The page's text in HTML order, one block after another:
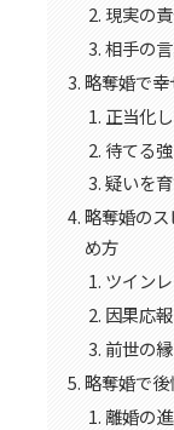
現実の
相手の
略奪婚で
正当化
待てる
疑いを
略奪婚の
め方
ツイン
因果応報
前世の縁
略奪婚で
離婚の